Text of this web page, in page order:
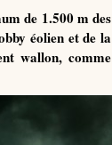
de 1.500 m des
éolien et de la
wallon, comme